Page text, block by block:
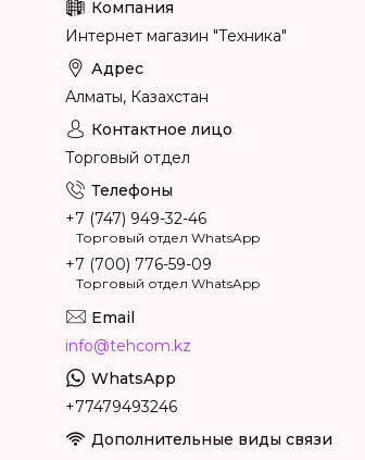
Интернет магазин "Техника"
Алматы, Казахстан
Торговый отдел
+7 (747) 949-32-46
Торговый отдел WhatsApp
+7 (700) 776-59-09
Торговый отдел WhatsApp
info@tehcom.kz
+77479493246